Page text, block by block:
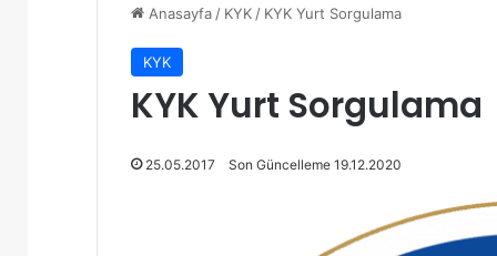
Anasayfa / KYK / KYK Yurt Sorgulama
KYK
KYK Yurt Sorgulama
25.05.2017 Son Güncelleme 19.12.2020